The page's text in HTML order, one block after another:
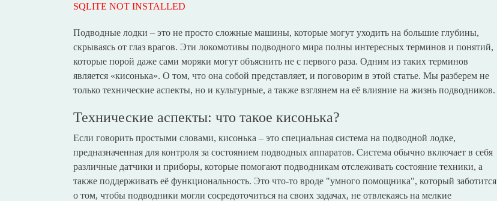
SQLITE NOT INSTALLED
Подводные лодки – это не просто сложные машины, которые могут уходить на большие глубины,
скрываясь от глаз врагов. Эти локомотивы подводного мира полны интересных терминов и понятий,
которые порой даже сами моряки могут объяснить не с первого раза. Одним из таких терминов
является «кисонька». О том, что она собой представляет, и поговорим в этой статье. Мы разберем не
только технические аспекты, но и культурные, а также взглянем на её влияние на жизнь подводников.
Технические аспекты: что такое кисонька?
Если говорить простыми словами, кисонька – это специальная система на подводной лодке,
предназначенная для контроля за состоянием подводных аппаратов. Система обычно включает в себя
различные датчики и приборы, которые помогают подводникам отслеживать состояние техники, а
также поддерживать её функциональность. Это что-то вроде "умного помощника", который заботится
о том, чтобы подводники могли сосредоточиться на своих задачах, не отвлекаясь на мелкие